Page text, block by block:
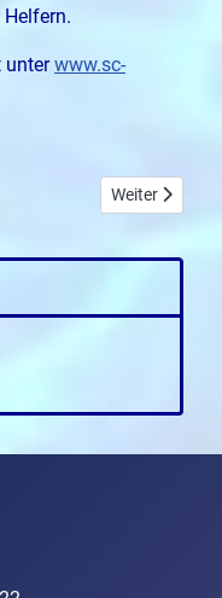
unterwww.sc-
bei den OffenenNächster
Weiter